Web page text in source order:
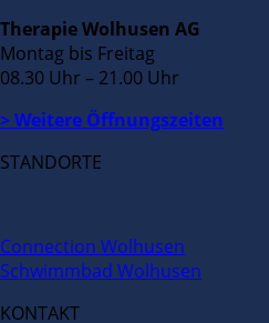
Therapie Wolhusen AG
Montag bis Freitag
08.30 Uhr – 21.00 Uhr
> Weitere Öffnungszeiten
STANDORTE
Connection Wolhusen
Schwimmbad Wolhusen
KONTAKT